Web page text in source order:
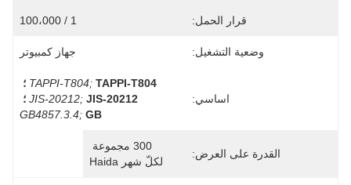
قرار الحمل: 1 / 100،000
وضعية التشغيل: جهاز كمبيوتر
اساسي:
TAPPI-T804; TAPPI-T804 ؛
JIS-20212; JIS-20212 ؛
GB4857.3.4; GB
القدرة على العرض:
لكلّ شهر Haida